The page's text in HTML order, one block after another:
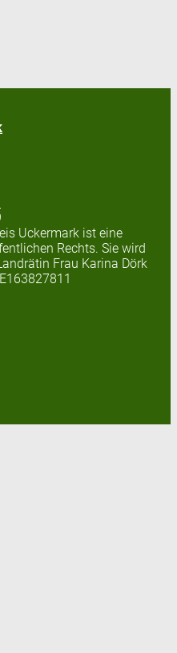
Uckermark ist eine
Rechts. Sie wird
Frau Karina Dörk